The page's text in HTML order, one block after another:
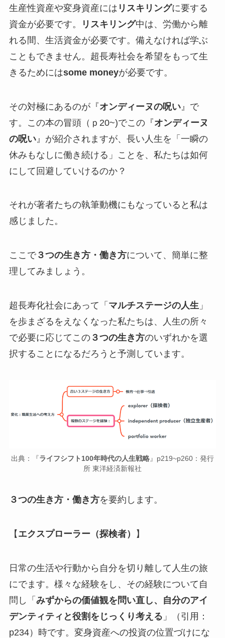
生産性資産や変身資産には リスキリングに要する
資金が必要です。
リスキリング中は、労働から離
れる間、生活資金が必要です。備えなければ学ぶ
こともできません。超長寿社会を希望をもって生
きるためにはsome moneyが必要です。
その対極にあるのが『オンディーヌの呪い』で
す。この本の冒頭（ｐ20~)でこの『オンディーヌ
の呪い』が紹介されますが、長い人生を「一瞬の
休みもなしに働き続ける」ことを、私たちは如何
にして回避していけるのか？
それが著者たちの執筆動機にもなっていると私は
感じました。
ここで３つの生き方・働き方について、簡単に整
理してみましょう。
超長寿化社会にあって「 マルチステージの人生」
を歩まざるをえなくなった私たちは、人生の所々
で必要に応じてこの３つの生き方のいずれかを選
択することになるだろうと予測しています。
出典：『ライフシフト100年時代の人生戦略』p219~p260：発行
所 東洋経済新報社
３つの生き方・働き方を要約します。
【 エクスプローラー（探検者） 】
日常の生活や行動から自分を切り離して人生の旅
にでます。様々な経験をし、その経験について自
問し「 みずからの価値観を問い直し、自分のアイ
デンティティと役割をじっくり考える 」（引用：
p234）時です。変身資産への投資の位置づけにな